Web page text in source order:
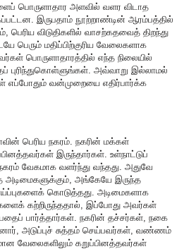
பொருளாதார அளவில் வளர விடாத
இருபதாம் நூற்றாண்டின் ஆரம்பத்தில்
பெரிய விடுதிகளில் வாசற்கதவைத் திறந்து
பெரும் மதிப்பிற்குரிய வேலைகளாக
பொருளாதாரத்தில் எந்த நிலையில்
புரிந்துகொள்ளுங்கள். அவ்வாறு இல்லாமல்
எப்போதும் வன்முறையை எதிர்பார்க்க
பெரிய நகரம். நகரின் மக்கள்
இருந்தார்கள். உள்நாட்டுப்
வேகமாக வளர்ந்து வந்தது. அதுவே
அடிமைகளுக்கும், அங்கேயே இருந்த
கொடுத்தது. அடிமைகளாக
கற்றிருந்ததால், இப்போது அவர்கள்
பார்த்தார்கள். நகரின் தச்சர்கள், நகை
அடுப்புச் சுத்தம் செய்பவர்கள், வண்ணம்
வேலைகளிலும் கறுப்பினத்தவர்கள்